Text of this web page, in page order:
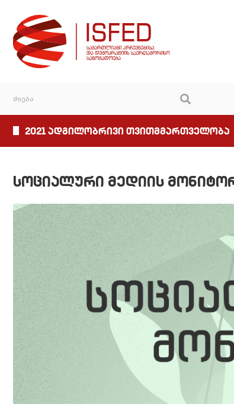
2021 ადგილობრივი თვითმმართველობა
სოციალური მედიის